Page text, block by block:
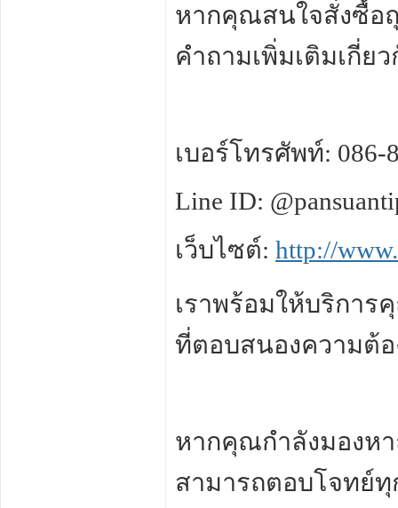
หากคุณสนใจสั่งซื้อถุ
คำถามเพิ่มเติมเกี่
เบอร์โทรศัพท์: 086-
Line ID:
เว็บไซต์: http://
เราพร้อมให้บริกา
ที่ตอบสนองความต้
หากคุณกำลังมองห
สามารถตอบโจทย์